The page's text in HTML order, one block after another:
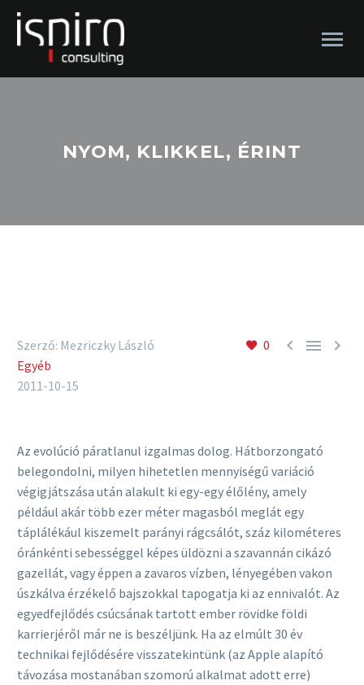
NYOM, KLIKKEL, ÉRINT
0   
Szerző: Mezriczky László
Egyéb
2011-10-15
Az evolúció páratlanul izgalmas dolog. Hátborzongató
belegondolni, milyen hihetetlen mennyiségű variáció
végigjátszása után alakult ki egy-egy élőlény, amely
például akár több ezer méter magasból meglát egy
táplálékául kiszemelt parányi rágcsálót, száz kilométeres
óránkénti sebességgel képes üldözni a szavannán cikázó
gazellát, vagy éppen a zavaros vízben, lényegében vakon
úszkálva érzékelő bajszokkal tapogatja ki az ennivalót. Az
egyedfejlődés csúcsának tartott ember rövidke földi
karrierjéről már ne is beszéljünk. Ha az elmúlt 30 év
technikai fejlődésére visszatekintünk (az Apple alapító
távozása mostanában szomorú alkalmat adott erre)